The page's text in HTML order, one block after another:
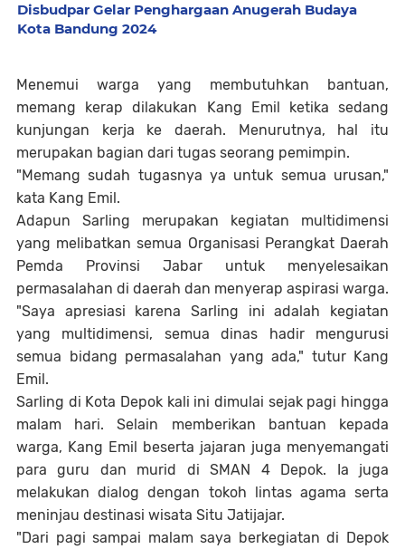
Disbudpar Gelar Penghargaan Anugerah Budaya
Kota Bandung 2024
Menemui warga yang membutuhkan bantuan,
memang kerap dilakukan Kang Emil ketika sedang
kunjungan kerja ke daerah. Menurutnya, hal itu
merupakan bagian dari tugas seorang pemimpin.
"Memang sudah tugasnya ya untuk semua urusan,"
kata Kang Emil.
Adapun Sarling merupakan kegiatan multidimensi
yang melibatkan semua Organisasi Perangkat Daerah
Pemda Provinsi Jabar untuk menyelesaikan
permasalahan di daerah dan menyerap aspirasi warga.
"Saya apresiasi karena Sarling ini adalah kegiatan
yang multidimensi, semua dinas hadir mengurusi
semua bidang permasalahan yang ada," tutur Kang
Emil.
Sarling di Kota Depok kali ini dimulai sejak pagi hingga
malam hari. Selain memberikan bantuan kepada
warga, Kang Emil beserta jajaran juga menyemangati
para guru dan murid di SMAN 4 Depok. Ia juga
melakukan dialog dengan tokoh lintas agama serta
meninjau destinasi wisata Situ Jatijajar.
"Dari pagi sampai malam saya berkegiatan di Depok